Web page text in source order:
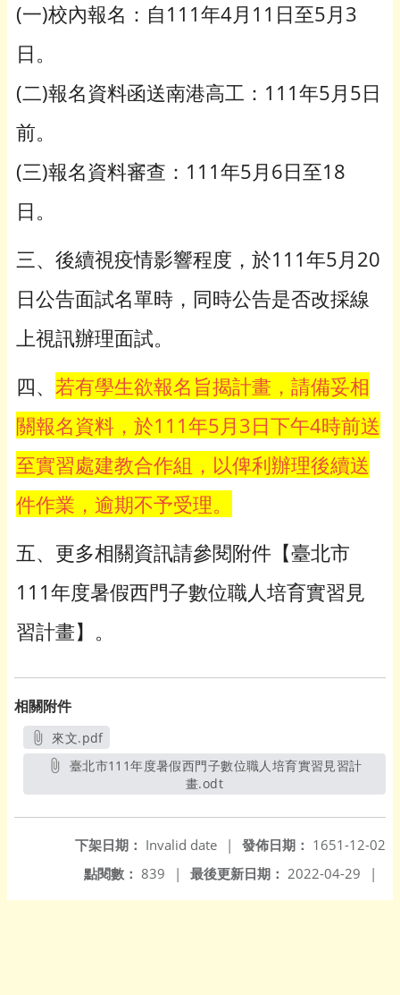
(一)校內報名：自111年4月11日至5月3
日。
(二)報名資料函送南港高工：111年5月5日
前。
(三)報名資料審查：111年5月6日至18
日。
三、後續視疫情影響程度，於111年5月20
日公告面試名單時，同時公告是否改採線
上視訊辦理面試。
四、 若有學生欲報名旨揭計畫，請備妥相
關報名資料，於111年5月3日下午4時前送
至實習處建教合作組，以俾利辦理後續送
件作業，逾期不予受理。
五、更多相關資訊請參閱附件【臺北市
111年度暑假西門子數位職人培育實習見
習計畫】。
相關附件
來文.pdf
另開新視窗
畫.odt
發佈日期： 1651-12-02
下架日期： Invalid date
|
最後更新日期： 2022-04-29 |
點閱數： 839 |